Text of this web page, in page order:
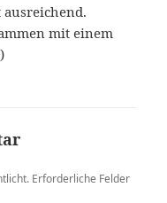
mit einem
Erforderliche Felder